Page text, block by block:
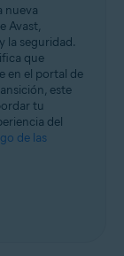
nueva
Avast,
la seguridad.
que
en el portal de
este
tu
del
de las